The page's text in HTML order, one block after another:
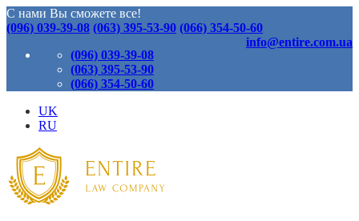
С нами Вы сможете все!
(096) 039-39-08 (063) 395-53-90 (066) 354-50-60
info@entire.com.ua
(096) 039-39-08
(063) 395-53-90
(066) 354-50-60
UK
RU